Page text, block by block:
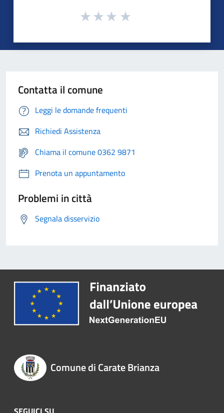
Contatta il comune
Leggi le domande frequenti
Richiedi Assistenza
Chiama il comune 0362 9871
Prenota un appuntamento
Problemi in città
Segnala disservizio
Comune di Carate Brianza